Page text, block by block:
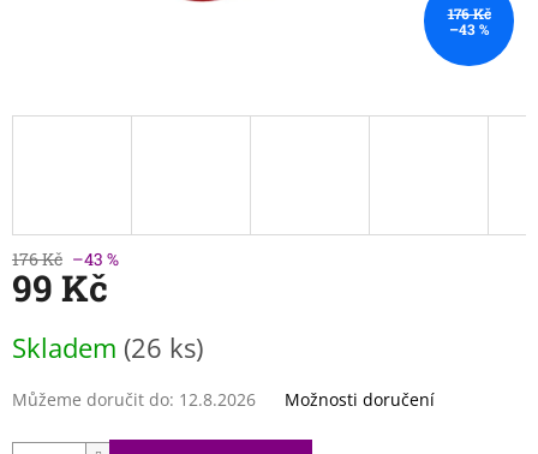
176 Kč
–43 %
176 Kč –43 %
99 Kč
cena:
Skladem (26 ks)
Můžeme doručit do: 12.8.2026 Možnosti doručení